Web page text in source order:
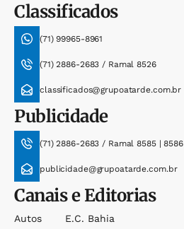
Classificados
(71) 99965-8961
(71) 2886-2683 / Ramal 8526
classificados@grupoatarde.com.br
Publicidade
(71) 2886-2683 / Ramal 8585 | 8586
publicidade@grupoatarde.com.br
Canais e Editorias
Autos
E.c. Bahia